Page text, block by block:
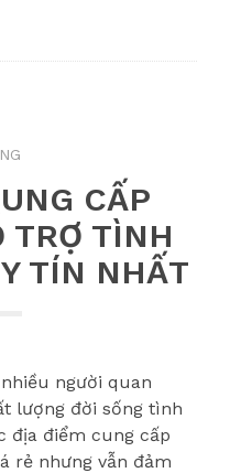
CẤP
TRỢ TÌNH
TÍN NHẤT
người quan
lượng đời sống tình
địa điểm cung cấp
rẻ nhưng vẫn đảm